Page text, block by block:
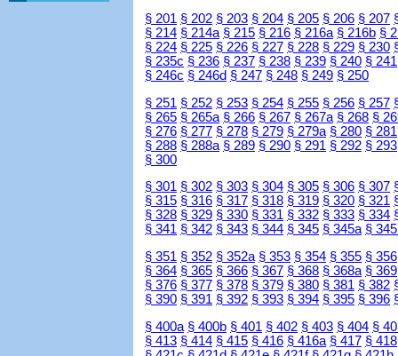
§ 201 § 202 § 203 § 204 § 205 § 206 § 207
§ 214 § 214a § 215 § 216 § 216a § 216b §
§ 224 § 225 § 226 § 227 § 228 § 229 § 230
§ 235c § 236 § 237 § 238 § 239 § 240 § 241
§ 246c § 246d § 247 § 248 § 249 § 250
§ 251 § 252 § 253 § 254 § 255 § 256 § 257
§ 265 § 265a § 266 § 267 § 267a § 268 §
§ 276 § 277 § 278 § 279 § 279a § 280 § 281
§ 288 § 288a § 289 § 290 § 291 § 292 § 293
§ 300
§ 301 § 302 § 303 § 304 § 305 § 306 § 307
§ 315 § 316 § 317 § 318 § 319 § 320 § 321
§ 328 § 329 § 330 § 331 § 332 § 333 § 334
§ 341 § 342 § 343 § 344 § 345 § 345a §
§ 351 § 352 § 352a § 353 § 354 § 355 § 356
§ 364 § 365 § 366 § 367 § 368 § 368a § 369
§ 376 § 377 § 378 § 379 § 380 § 381 § 382
§ 390 § 391 § 392 § 393 § 394 § 395 § 396
§ 400a § 400b § 401 § 402 § 403 § 404 §
§ 413 § 414 § 415 § 416 § 416a § 417 § 418